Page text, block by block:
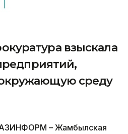
взыскала
среду
– Жамбылская